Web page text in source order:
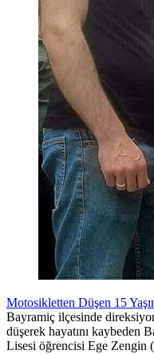
Motosikletten Düşen 15
Bayramiç ilçesinde
düşerek hayatını kaybeden
Lisesi öğrencisi Ege Zengin